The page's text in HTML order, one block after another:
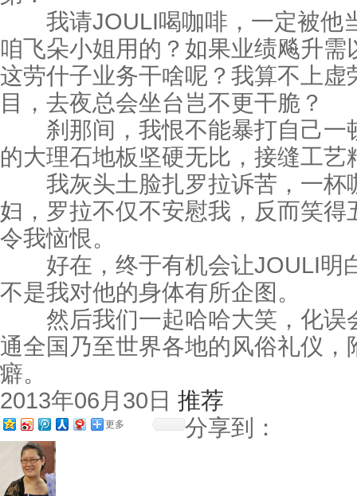
我请JOULI喝咖啡，一定被他
咱飞朵小姐用的？如果业绩飚升
这劳什子业务干啥呢？我算不上
目，去夜总会坐台岂不更干脆？
刹那间，我恨不能暴打自己一
的大理石地板坚硬无比，接缝工艺
我灰头土脸扎罗拉诉苦，一杯
妇，罗拉不仅不安慰我，反而笑
令我恼恨。
好在，终于有机会让JOULI明
不是我对他的身体有所企图。
然后我们一起哈哈大笑，化误
通全国乃至世界各地的风俗礼仪
癖。
2013年06月30日 推荐
分享到：
更多